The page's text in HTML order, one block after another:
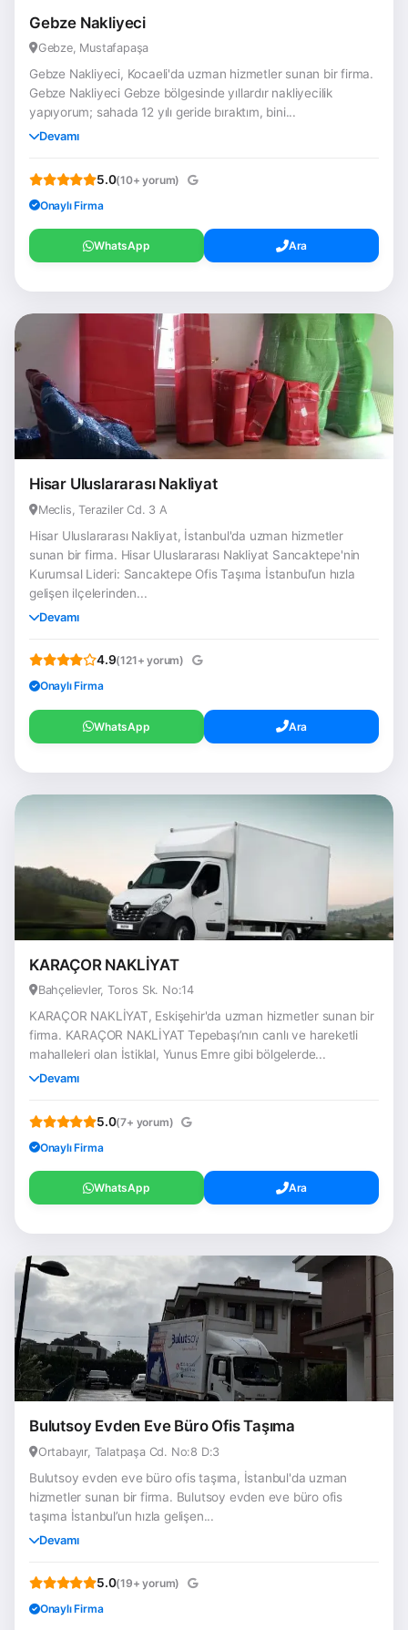
Gebze Nakliyeci
Gebze, Mustafapaşa
Gebze Nakliyeci, Kocaeli'da uzman hizmetler sunan bir firma.
Gebze Nakliyeci Gebze bölgesinde yıllardır nakliyecilik
yapıyorum; sahada 12 yılı geride bıraktım, bini...
Devamı
5.0(10+ yorum)
Onaylı Firma
WhatsApp Ara
Hisar Uluslararası Nakliyat
Meclis, Teraziler Cd. 3 A
Hisar Uluslararası Nakliyat, İstanbul'da uzman hizmetler
sunan bir firma. Hisar Uluslararası Nakliyat Sancaktepe'nin
Kurumsal Lideri: Sancaktepe Ofis Taşıma İstanbul’un hızla
gelişen ilçelerinden...
Devamı
4.9(121+ yorum)
Onaylı Firma
WhatsApp Ara
KARAÇOR NAKLİYAT
Bahçelievler, Toros Sk. No:14
KARAÇOR NAKLİYAT, Eskişehir'da uzman hizmetler sunan bir
firma. KARAÇOR NAKLİYAT Tepebaşı’nın canlı ve hareketli
mahalleleri olan İstiklal, Yunus Emre gibi bölgelerde...
Devamı
5.0(7+ yorum)
Onaylı Firma
WhatsApp Ara
Bulutsoy Evden Eve Büro Ofis Taşıma
Ortabayır, Talatpaşa Cd. No:8 D:3
Bulutsoy evden eve büro ofis taşıma, İstanbul'da uzman
hizmetler sunan bir firma. Bulutsoy evden eve büro ofis
taşıma İstanbul’un hızla gelişen...
Devamı
5.0(19+ yorum)
Onaylı Firma